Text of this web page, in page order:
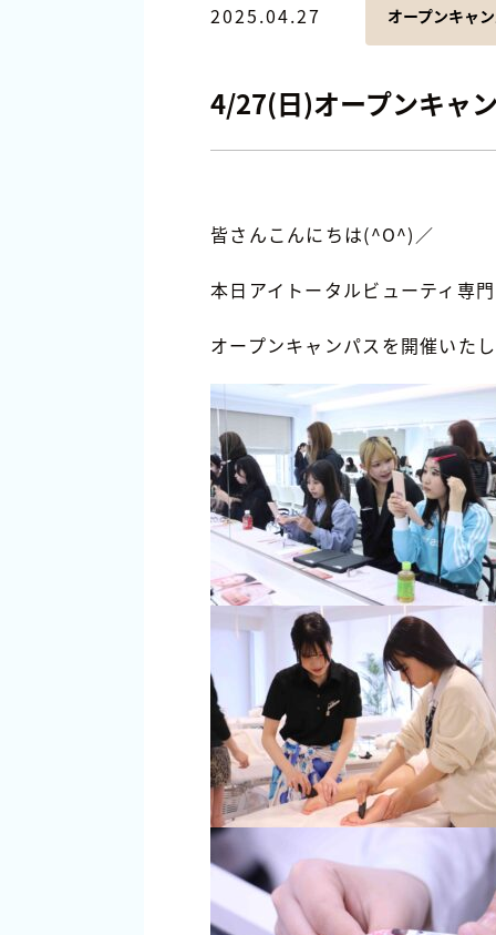
2025.04.27 オープンキャ
4/27(日)オープンキャ
皆さんこんにちは(^O^)／
本日アイトータルビューティ専
オープンキャンパスを開催いた